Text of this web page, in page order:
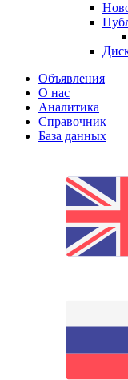
Объявления
О нас
Аналитика
Справочник
База данных